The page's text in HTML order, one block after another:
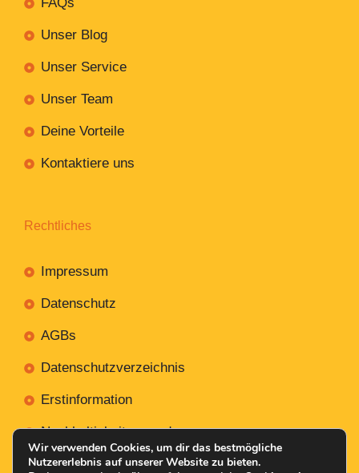
FAQs
Unser Blog
Unser Service
Unser Team
Deine Vorteile
Kontaktiere uns
Rechtliches
Impressum
Datenschutz
AGBs
Datenschutzverzeichnis
Erstinformation
Nachhaltigkeitsverordnung
Wir verwenden Cookies, um dir das bestmögliche
Nutzererlebnis auf unserer Website zu bieten.